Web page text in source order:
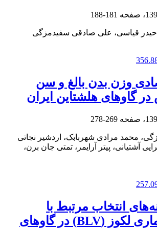
181-188
حیدر قیاسی، علی صادقی سفیدمزگی
وزن بدن بالغ و سن
گاوهای هلشتاین ایران
269-278
محمد مرادی شهربابک، اردشیر نجاتی
آشتیانی، پیتر آرایمر، تمتی جان برن،
انتخاب مرتبط با
مقاومت به بیماری لکوز (‏BLV‏) در گاوهای